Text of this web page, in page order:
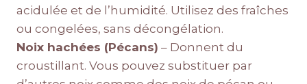
acidulée et de l’humidité. Utilisez des fraîches
ou congelées, sans décongélation.
Noix hachées (Pécans) – Donnent du
croustillant. Vous pouvez substituer par